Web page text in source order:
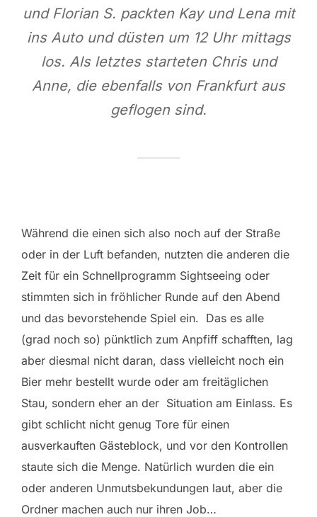
und Florian S. packten Kay und Lena mit
ins Auto und düsten um 12 Uhr mittags
los. Als letztes starteten Chris und
Anne, die ebenfalls von Frankfurt aus
geflogen sind.
Während die einen sich also noch auf der Straße
oder in der Luft befanden, nutzten die anderen die
Zeit für ein Schnellprogramm Sightseeing oder
stimmten sich in fröhlicher Runde auf den Abend
und das bevorstehende Spiel ein. Das es alle
(grad noch so) pünktlich zum Anpfiff schafften, lag
aber diesmal nicht daran, dass vielleicht noch ein
Bier mehr bestellt wurde oder am freitäglichen
Stau, sondern eher an der Situation am Einlass. Es
gibt schlicht nicht genug Tore für einen
ausverkauften Gästeblock, und vor den Kontrollen
staute sich die Menge. Natürlich wurden die ein
oder anderen Unmutsbekundungen laut, aber die
Ordner machen auch nur ihren Job…